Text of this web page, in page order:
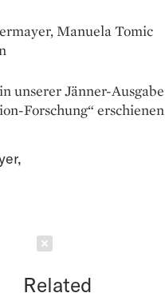
Manuela Tomic
unserer Jänner-Ausgabe
Forschung“
,
Related